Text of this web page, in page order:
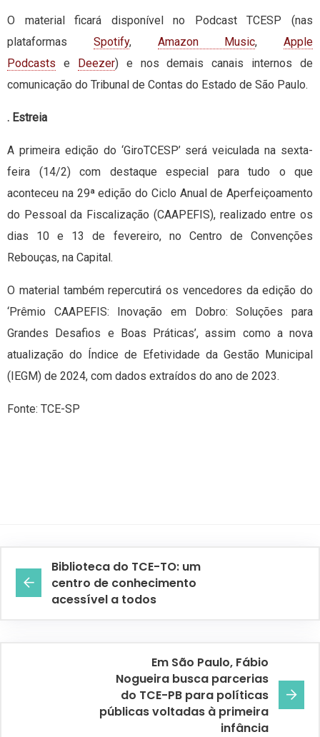
O material ficará disponível no Podcast TCESP (nas
plataformas Spotify, Amazon Music, Apple
Podcasts e Deezer) e nos demais canais internos de
comunicação do Tribunal de Contas do Estado de São Paulo.
. Estreia
A primeira edição do ‘GiroTCESP’ será veiculada na sexta-
feira (14/2) com destaque especial para tudo o que
aconteceu na 29ª edição do Ciclo Anual de Aperfeiçoamento
do Pessoal da Fiscalização (CAAPEFIS), realizado entre os
dias 10 e 13 de fevereiro, no Centro de Convenções
Rebouças, na Capital.
O material também repercutirá os vencedores da edição do
‘Prêmio CAAPEFIS: Inovação em Dobro: Soluções para
Grandes Desafios e Boas Práticas’, assim como a nova
atualização do Índice de Efetividade da Gestão Municipal
(IEGM) de 2024, com dados extraídos do ano de 2023.
Fonte: TCE-SP
Biblioteca do TCE-TO: um
centro de conhecimento
acessível a todos
Em São Paulo, Fábio
Nogueira busca parcerias
do TCE-PB para políticas
públicas voltadas à primeira
infância